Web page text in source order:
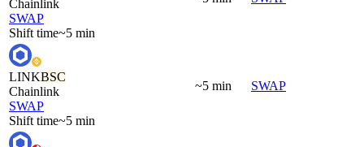
Chainlink
SWAP
Shift time~5 min
LINKBSC
Chainlink
SWAP
Shift time~5 min
~5 min SWAP